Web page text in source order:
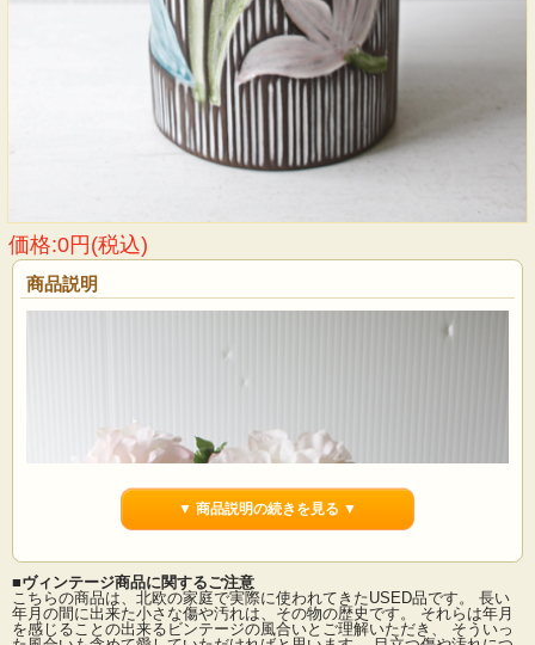
価格:0円(税込)
商品説明
▼ 商品説明の続きを見る ▼
■ヴィンテージ商品に関するご注意
こちらの商品は、北欧の家庭で実際に使われてきたUSED品です。 長い
年月の間に出来た小さな傷や汚れは、その物の歴史です。 それらは年月
を感じることの出来るビンテージの風合いとご理解いただき、 そういっ